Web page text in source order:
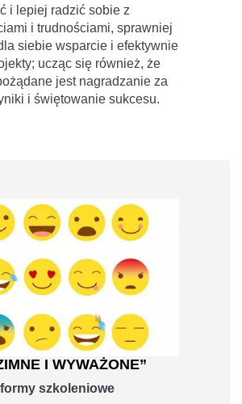
i lepiej radzić sobie z
i trudnościami, sprawniej
siebie wsparcie i efektywnie
ucząc się również, że
jest nagradzanie za
i świętowanie sukcesu.
I WYWAŻONE”
szkoleniowe